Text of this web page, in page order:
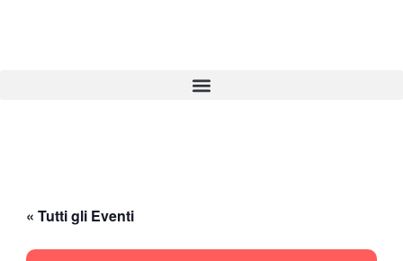
« Tutti gli Eventi